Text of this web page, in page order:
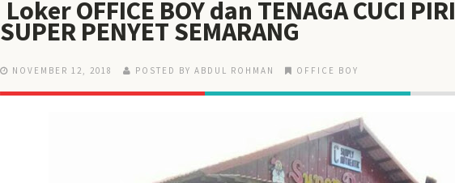
Loker OFFICE BOY dan TENAGA CUCI
SUPER PENYET SEMARANG
NOVEMBER 12, 2018 POSTED BY ABDUL ROHMAN OFFICE BOY